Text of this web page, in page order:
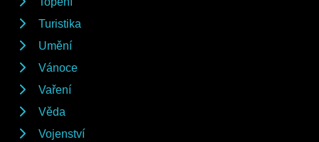
Turistika
Umění
Vánoce
Vaření
Věda
Vojenství